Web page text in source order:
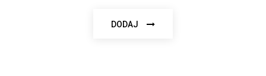
DODAJ